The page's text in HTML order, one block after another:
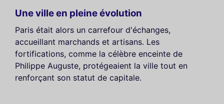
Une ville en pleine évolution
Paris était alors un carrefour d'échanges,
accueillant marchands et artisans. Les
fortifications, comme la célèbre enceinte de
Philippe Auguste, protégeaient la ville tout en
renforçant son statut de capitale.